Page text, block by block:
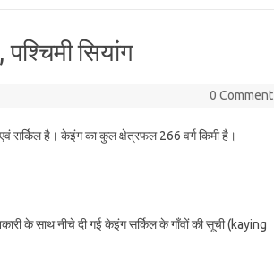
सियांग
0 Comment
सर्किल है। केइंग का कुल क्षेत्रफल 266 वर्ग किमी है।
के साथ नीचे दी गई केइंग सर्किल के गाँवों की सूची (kaying